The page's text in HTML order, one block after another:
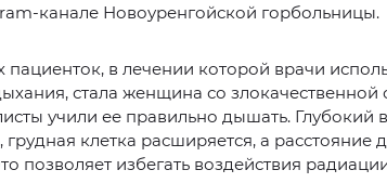
канале Новоуренгойской горбольницы.
в лечении которой врачи
стала женщина со злокачественной
учили ее правильно дышать. Глубокий
грудная клетка расширяется, а расстояние
позволяет избегать воздействия